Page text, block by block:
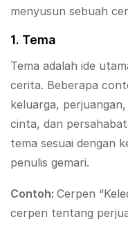
menyusun sebuah
1. Tema
Tema adalah ide
cerita. Beberapa
keluarga,
cinta, dan
tema sesuai dengan
penulis gemari.
Contoh: Cerpen
cerpen tentang